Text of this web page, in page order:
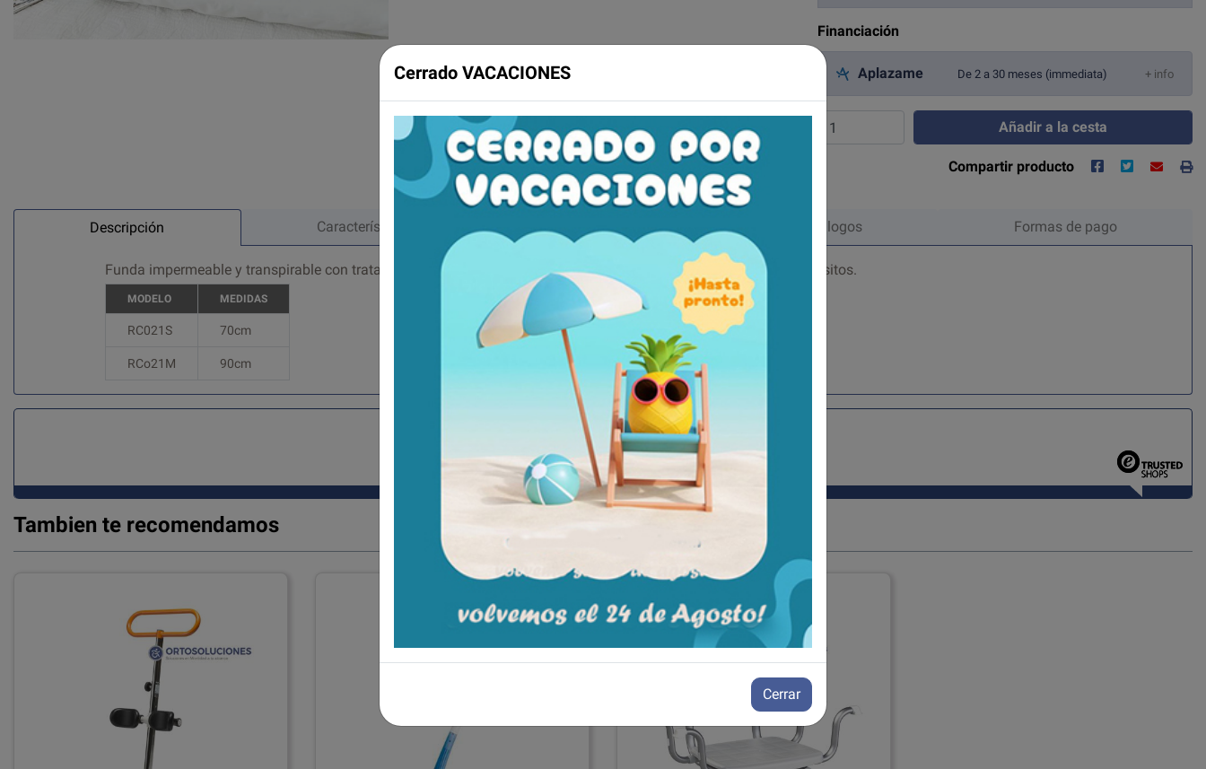
Financiación
Aplazame De 2 a 30 meses (immediata) + info
Añadir a la cesta
Compartir producto
Descripción Características Ficha técnica Catálogos Formas de pago
Funda impermeable y transpirable con tratamiento antibacterias. Protección efectiva contra chinches y otros parásitos.
MODELO MEDIDAS
RC021S 70cm
RCo21M 90cm
Aún no existen valoraciones para este producto.
Tambien te recomendamos
Cerrado VACACIONES
Cerrar